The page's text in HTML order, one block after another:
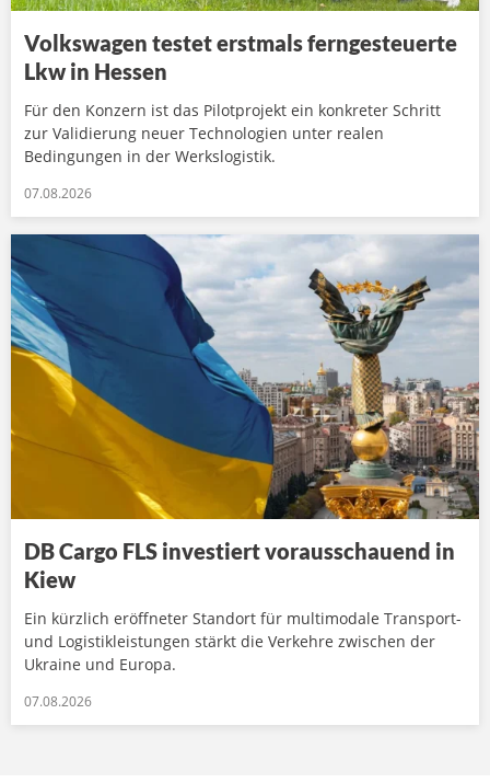
Volkswagen testet erstmals ferngesteuerte
Lkw in Hessen
Für den Konzern ist das Pilotprojekt ein konkreter Schritt
zur Validierung neuer Technologien unter realen
Bedingungen in der Werkslogistik.
07.08.2026
DB Cargo FLS investiert vorausschauend in
Kiew
Ein kürzlich eröffneter Standort für multimodale Transport-
und Logistikleistungen stärkt die Verkehre zwischen der
Ukraine und Europa.
07.08.2026